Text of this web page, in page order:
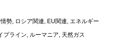
勢, ロシア関連 EU関連 エネルギー
プライン ルーマニア 天然ガス